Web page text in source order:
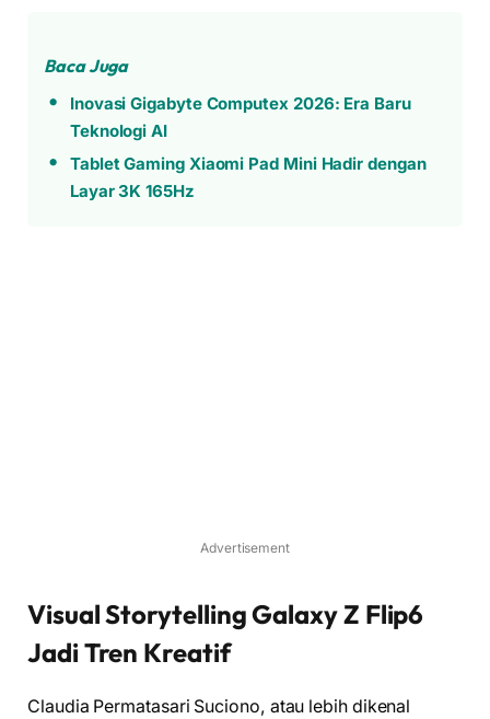
Baca Juga
Inovasi Gigabyte Computex 2026: Era Baru
Teknologi AI
Tablet Gaming Xiaomi Pad Mini Hadir dengan
Layar 3K 165Hz
Advertisement
Visual Storytelling Galaxy Z Flip6
Jadi Tren Kreatif
Claudia Permatasari Suciono, atau lebih dikenal